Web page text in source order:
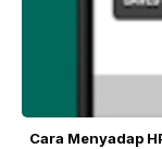
Cara Menyadap